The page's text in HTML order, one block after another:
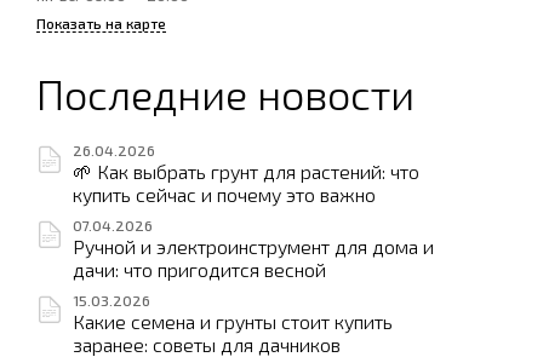
Показать на карте
Последние новости
26.04.2026
🌱 Как выбрать грунт для растений: что
купить сейчас и почему это важно
07.04.2026
Ручной и электроинструмент для дома и
дачи: что пригодится весной
15.03.2026
Какие семена и грунты стоит купить
заранее: советы для дачников